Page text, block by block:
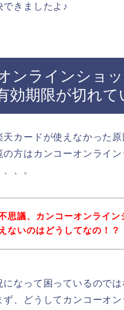
できましたよ♪
ンラインショ
効期限が切れ
天カードが使えなかった
の方はカンコーオンライ
、。
思議、カンコーオンライ
えないのはどうしてなの！？
になって困っているので
ず、どうしてカンコーオ